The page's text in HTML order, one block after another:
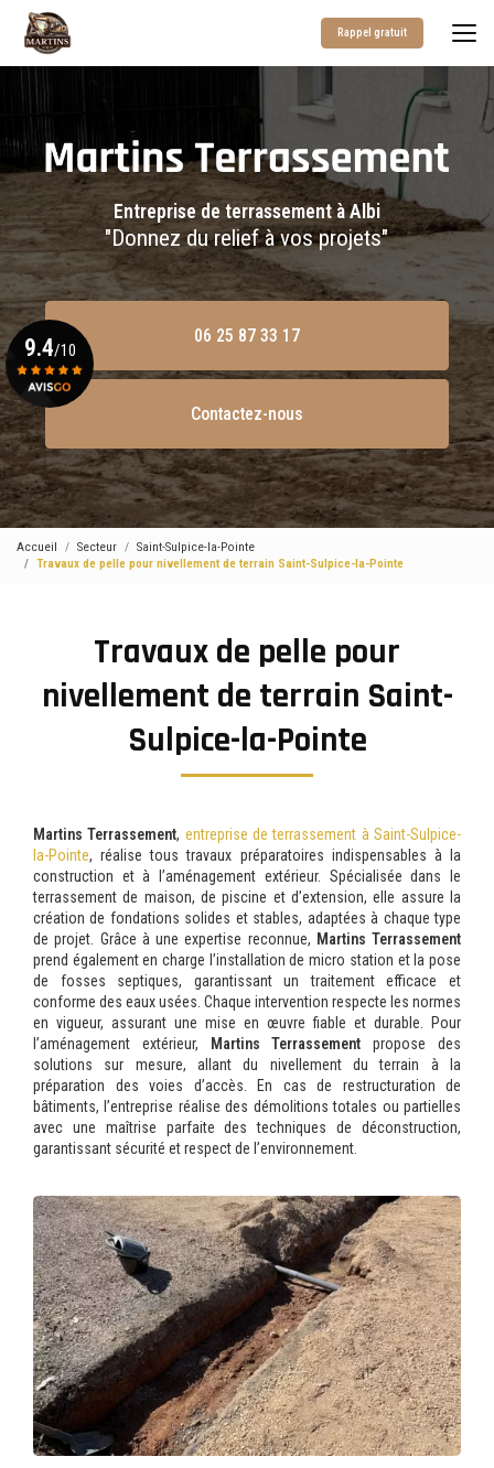
contenu
Rappel gratuit
Entreprise de terrassement à Albi
"Donnez du relief à vos projets"
06 25 87 33 17
Contactez-nous
9.4/10
Voir le certificat
Accueil Secteur
Saint-Sulpice-la-Pointe
Travaux de pelle pour nivellement de terrain Saint-Sulpice-la-Pointe
Travaux de pelle pour
nivellement de terrain Saint-
Sulpice-la-Pointe
Martins Terrassement, entreprise de terrassement à Saint-Sulpice-
la-Pointe, réalise tous travaux préparatoires indispensables à la
construction et à l’aménagement extérieur. Spécialisée dans le
terrassement de maison, de piscine et d’extension, elle assure la
création de fondations solides et stables, adaptées à chaque type
de projet. Grâce à une expertise reconnue, Martins Terrassement
prend également en charge l’installation de micro station et la pose
de fosses septiques, garantissant un traitement efficace et
conforme des eaux usées. Chaque intervention respecte les normes
en vigueur, assurant une mise en œuvre fiable et durable. Pour
l’aménagement extérieur, Martins Terrassement propose des
solutions sur mesure, allant du nivellement du terrain à la
préparation des voies d’accès. En cas de restructuration de
bâtiments, l’entreprise réalise des démolitions totales ou partielles
avec une maîtrise parfaite des techniques de déconstruction,
garantissant sécurité et respect de l’environnement.